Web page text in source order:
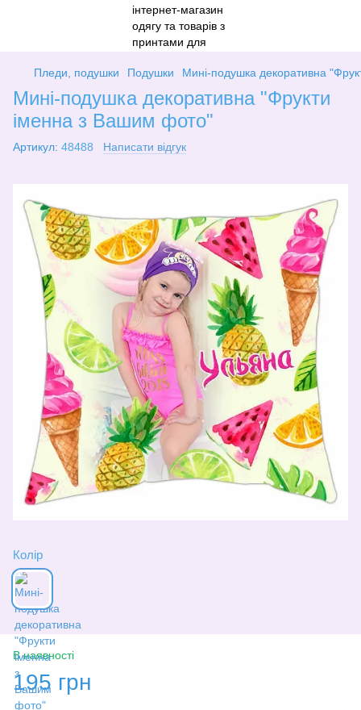
Пледи, подушки Подушки Мині-подушка декоративна
Мині-подушка декоративна "Фрукти
іменна з Вашим фото"
Артикул: 48488 Написати відгук
Колір
В наявності
195 грн